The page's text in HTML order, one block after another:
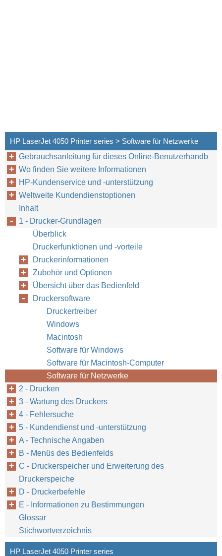
GE
HP LaserJet 4050 Printer series > Software für Netzwerke
Gebrauchsanleitung für dieses Online-Benutzerhandb
Wo finden Sie weitere Informationen
HP-Kundenservice und -unterstützung
Weltweite Kundendienstoptionen
Inhalt
1 - Drucker-Grundlagen
Überblick
Druckerfunktionen und -vorteile
Druckerinformationen
Zubehör und Optionen
Übersicht über das Bedienfeld
Druckersoftware
Druckertreiber
Windows
Macintosh
Software für Windows
Software für Macintosh-Computer
Software für Netzwerke
2 - Drucken
3 - Wartung des Druckers
4 - Fehlersuche
5 - Kundendienst und -unterstützung
A - Technische Angaben
B - Menüs des Bedienfelds
C - Druckerspeicher und Erweiterung des
Druckerspeiche
D - Druckerbefehle
E - Informationen zu Bestimmungen
Glossar
Stichwortverzeichnis
HP LaserJet 4050 Printer series